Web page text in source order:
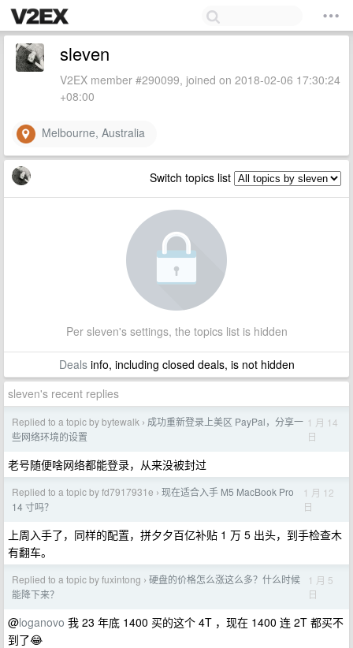
sleven
V2EX member #290099, joined on 2018-02-06 17:30:24
+08:00
Melbourne, Australia
Switch topics list
Per sleven's settings, the topics list is hidden
Dealsinfo, including closed deals, is not hidden
sleven's recent replies
Replied to a topic by bytewalk › 成功重新登录上美区 PayPal，分享一
些网络环境的设置
1 月 14
日
老号随便啥网络都能登录，从来没被封过
Replied to a topic by fd7917931e › 现在适合入手 M5 MacBook Pro
14 寸吗？
1 月 12
日
上周入手了，同样的配置，拼夕夕百亿补贴 1 万 5 出头，到手检查木
有翻车。
Replied to a topic by fuxintong › 硬盘的价格怎么涨这么多？什么时候
能降下来？
1 月 5
日
@loganovo 我 23 年底 1400 买的这个 4T ，现在 1400 连 2T 都买不
到了😂